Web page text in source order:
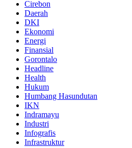
Cirebon
Daerah
DKI
Ekonomi
Energi
Finansial
Gorontalo
Headline
Health
Hukum
Humbang Hasundutan
IKN
Indramayu
Industri
Infografis
Infrastruktur